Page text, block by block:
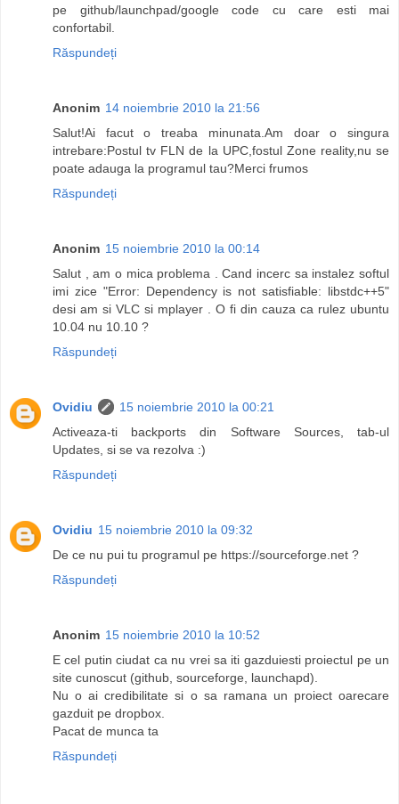
pe github/launchpad/google code cu care esti mai
confortabil.
Răspundeți
Anonim 14 noiembrie 2010 la 21:56
Salut!Ai facut o treaba minunata.Am doar o singura
intrebare:Postul tv FLN de la UPC,fostul Zone reality,nu se
poate adauga la programul tau?Merci frumos
Răspundeți
Anonim 15 noiembrie 2010 la 00:14
Salut , am o mica problema . Cand incerc sa instalez softul
imi zice "Error: Dependency is not satisfiable: libstdc++5"
desi am si VLC si mplayer . O fi din cauza ca rulez ubuntu
10.04 nu 10.10 ?
Răspundeți
Ovidiu
15 noiembrie 2010 la 00:21
Activeaza-ti backports din Software Sources, tab-ul
Updates, si se va rezolva :)
Răspundeți
Ovidiu 15 noiembrie 2010 la 09:32
De ce nu pui tu programul pe https://sourceforge.net ?
Răspundeți
Anonim 15 noiembrie 2010 la 10:52
E cel putin ciudat ca nu vrei sa iti gazduiesti proiectul pe un
site cunoscut (github, sourceforge, launchapd).
Nu o ai credibilitate si o sa ramana un proiect oarecare
gazduit pe dropbox.
Pacat de munca ta
Răspundeți